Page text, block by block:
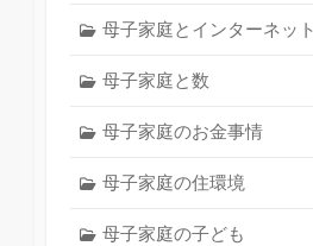
母子家庭とインターネット
母子家庭と数
母子家庭のお金事情
母子家庭の住環境
母子家庭の子ども